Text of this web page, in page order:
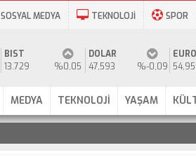
SOSYAL MEDYA TEKNOLOJİ SPOR
BIST
13.729
%0,05
DOLAR
47,593
%-0,09
EURO
MEDYA TEKNOLOJİ YAŞAM